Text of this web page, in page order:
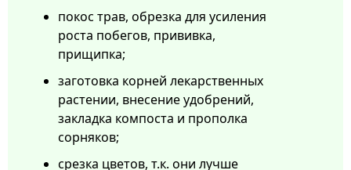
покос трав, обрезка для усиления
роста побегов, прививка,
прищипка;
заготовка корней лекарственных
растении, внесение удобрений,
закладка компоста и прополка
сорняков;
срезка цветов, т.к. они лучше